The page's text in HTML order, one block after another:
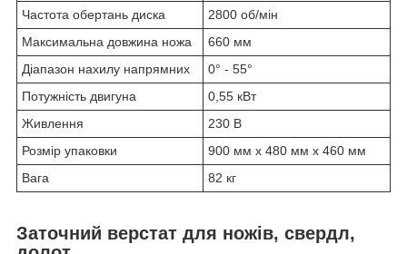
Частота обертань диска
2800 об/мін
Максимальна довжина ножа
660 мм
Діапазон нахилу напрямних
0° - 55°
Потужність двигуна
0,55 кВт
Живлення
230 В
Розмір упаковки
900 мм x 480 мм x 460 мм
Вага
82 кг
Заточний верстат для ножів, свердл,